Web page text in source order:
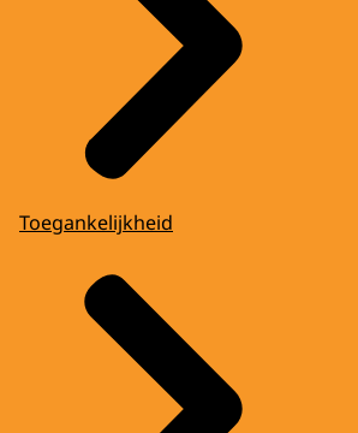
Toegankelijkheid